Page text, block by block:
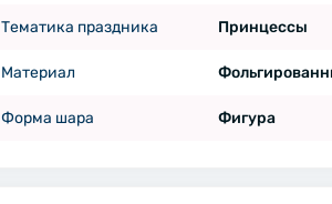
Тематика праздника Принцессы
Материал
Форма шара Фигура